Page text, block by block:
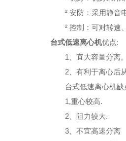
² 安防：采用静音电
² 控制：可对转速、
台式低速离心机优点:
1、宜大容量分离。
2、有利于离心后从
台式低速离心机缺
1,重心较高.
2、阻力较大.
3、不宜高速分离